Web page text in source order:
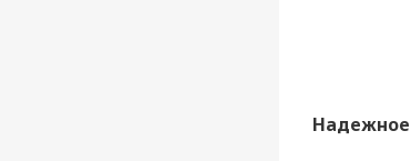
Надежное